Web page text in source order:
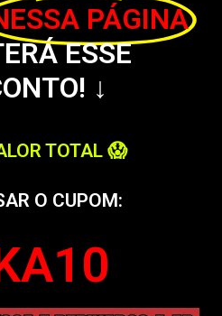
PÁGINA
ESSE
↓
TOTAL 😱
O CUPOM: